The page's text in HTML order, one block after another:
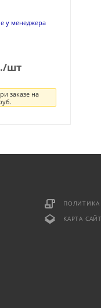
у менеджера
/шт
заказе на
КАРТА